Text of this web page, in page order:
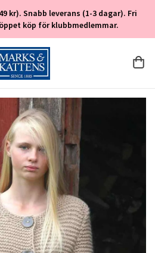
kr). Snabb leverans (1-3 dagar). Fri
köp för klubbmedlemmar.